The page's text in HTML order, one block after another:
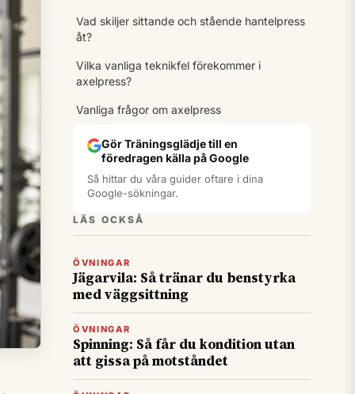
Vad skiljer sittande och stående hantelpress
åt?
Vilka vanliga teknikfel förekommer i
axelpress?
Vanliga frågor om axelpress
Gör Träningsglädje till en
föredragen källa på Google
Så hittar du våra guider oftare i dina
Google-sökningar.
LÄS OCKSÅ
ÖVNINGAR
Jägarvila: Så tränar du benstyrka
med väggsittning
ÖVNINGAR
Spinning: Så får du kondition utan
att gissa på motståndet